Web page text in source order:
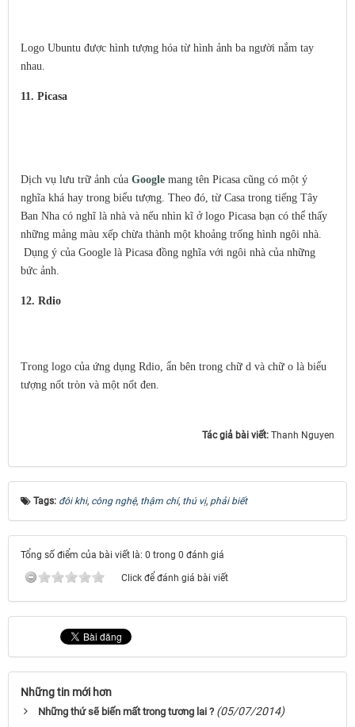
Logo Ubuntu được hình tượng hóa từ hình ảnh ba người nắm tay
nhau.
11. Picasa
Dịch vụ lưu trữ ảnh của Google mang tên Picasa cũng có một ý
nghĩa khá hay trong biểu tượng. Theo đó, từ Casa trong tiếng Tây
Ban Nha có nghĩ là nhà và nếu nhìn kĩ ở logo Picasa bạn có thể thấy
những mảng màu xếp chừa thành một khoảng trống hình ngôi nhà.
Dụng ý của Google là Picasa đồng nghĩa với ngôi nhà của những
bức ảnh.
12. Rdio
Trong logo của ứng dụng Rdio, ẩn bên trong chữ d và chữ o là biểu
tượng nốt tròn và một nốt đen.
Tác giả bài viết: Thanh Nguyen
Tags: đôi khi, công nghệ, thậm chí, thú vị, phải biết
Tổng số điểm của bài viết là: 0 trong 0 đánh giá
Click để đánh giá bài viết
Những tin mới hơn
Những thứ sẽ biến mất trong tương lai ? (05/07/2014)